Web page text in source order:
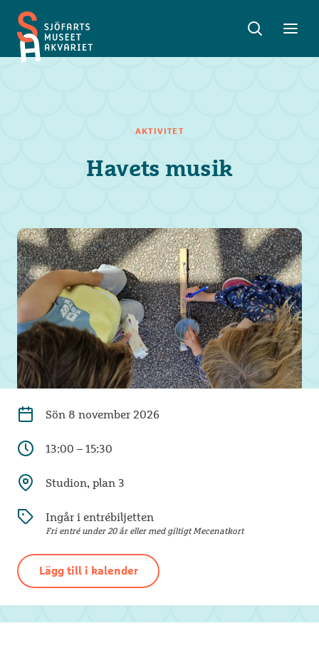
Sjöfartsmuseet
Akvariet
Toggle
AKTIVITET
Havets musik
Sön 8 november 2026
13:00 – 15:30
Studion, plan 3
Ingår i entrébiljetten
Fri entré under 20 år eller med giltigt Mecenatkort
Lägg till i kalender